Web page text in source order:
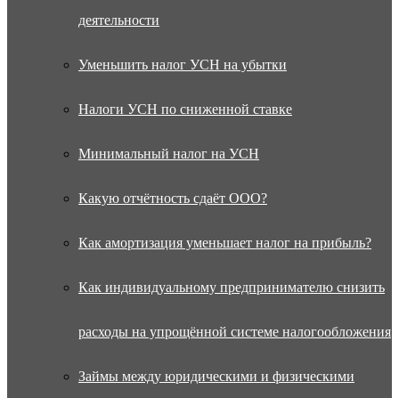
деятельности
Уменьшить налог УСН на убытки
Налоги УСН по сниженной ставке
Минимальный налог на УСН
Какую отчётность сдаёт ООО?
Как амортизация уменьшает налог на прибыль?
Как индивидуальному предпринимателю снизить
расходы на упрощённой системе налогообложения
Займы между юридическими и физическими